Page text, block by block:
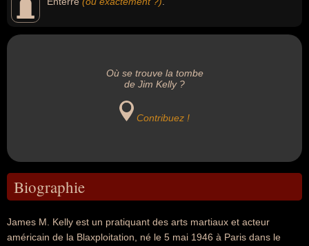
Où se trouve la tombe
de Jim Kelly ?
Contribuez !
Biographie
James M. Kelly est un pratiquant des arts martiaux et acteur
américain de la Blaxploitation, né le 5 mai 1946 à Paris dans le